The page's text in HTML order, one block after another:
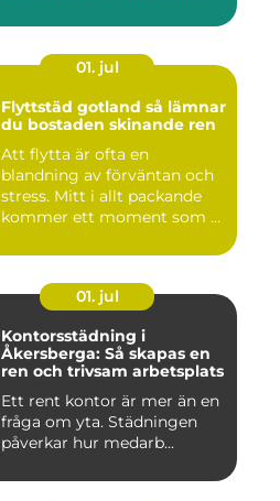
01. jul
Flyttstäd gotland så lämnar
du bostaden skinande ren
Att flytta är ofta en
blandning av förväntan och
stress. Mitt i allt packande
kommer ett moment som ...
01. jul
Kontorsstädning i
Åkersberga: Så skapas en
ren och trivsam arbetsplats
Ett rent kontor är mer än en
fråga om yta. Städningen
påverkar hur medarb...